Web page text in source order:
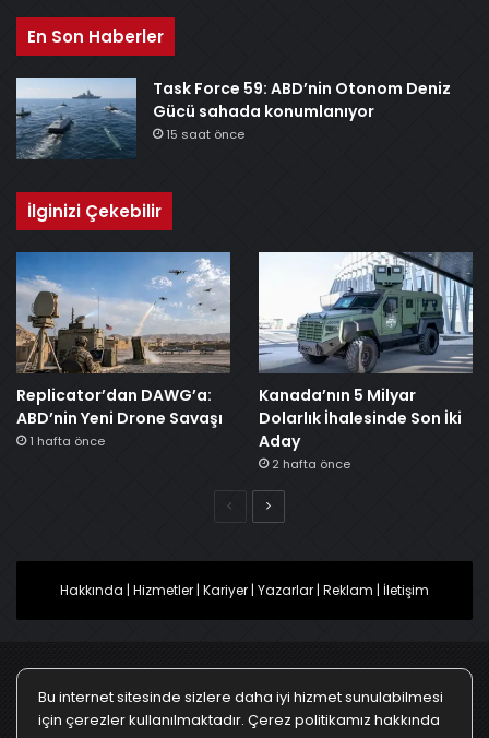
En Son Haberler
Task Force 59: ABD’nin Otonom Deniz
Gücü sahada konumlanıyor
15 saat önce
İlginizi Çekebilir
Replicator’dan DAWG’a:
ABD’nin Yeni Drone Savaşı
1 hafta önce
Kanada’nın 5 Milyar
Dolarlık İhalesinde Son İki
Aday
2 hafta önce
ÖncekiSonraki
Hakkında | Hizmetler | Kariyer | Yazarlar | Reklam | İletişim
Ana Sayfa Gizlilik Politikası Çerez Politikası
Bu internet sitesinde sizlere daha iyi hizmet sunulabilmesi
için çerezler kullanılmaktadır. Çerez politikamız hakkında